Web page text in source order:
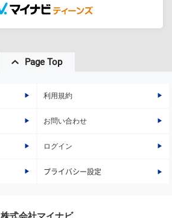
Page Top
利用規約
お問い合わせ
ログイン
プライバシー設定
株式会社マイナビ